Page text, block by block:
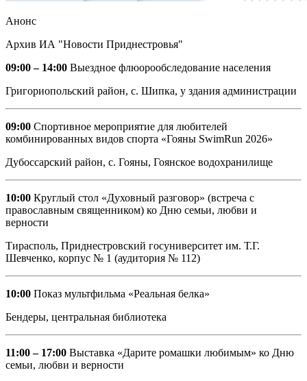
Анонс
Архив ИА "Новости Приднестровья"
09:00 – 14:00 Выездное флюорообследование населения
Григориопольский район, с. Шипка, у здания администрации
09:00 Спортивное мероприятие для любителей
комбинированных видов спорта «Гояны SwimRun 2026»
Дубоссарский район, с. Гояны, Гоянское водохранилище
10:00 Круглый стол «Духовный разговор» (встреча с
православным священником) ко Дню семьи, любви и
верности
Тирасполь, Приднестровский госуниверситет им. Т.Г.
Шевченко, корпус № 1 (аудитория № 112)
10:00 Показ мультфильма «Реальная белка»
Бендеры, центральная библиотека
11:00 – 17:00 Выставка «Дарите ромашки любимым» ко Дню
семьи, любви и верности